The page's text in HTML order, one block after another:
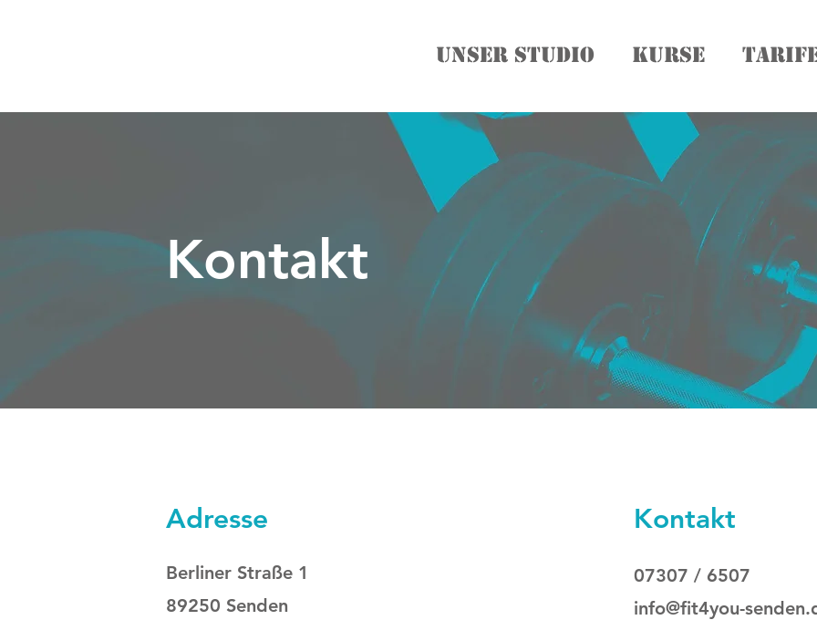
Unser Studio Kurse
Kontakt
Adresse
Berliner Straße 1
89250 Senden
Kontakt
07307 / 6507
info@fit4you-